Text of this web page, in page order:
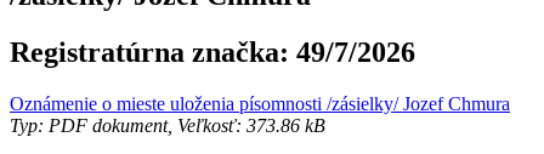
Registratúrna značka: 49/7/2026
Oznámenie o mieste uloženia písomnosti /zásielky/ Jozef Chmura
Typ: PDF dokument, Veľkosť: 373.86 kB